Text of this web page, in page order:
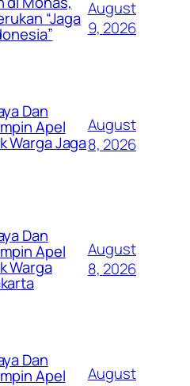
“Jaga August
9, 2026
Dan
Apel
Warga Jaga
August
8, 2026
Dan
Apel
Warga
August
8, 2026
Dan
Apel
August